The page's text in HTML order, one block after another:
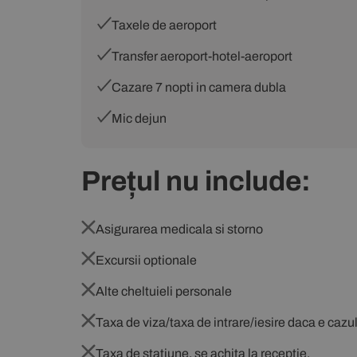
Taxele de aeroport
Transfer aeroport-hotel-aeroport
Cazare 7 nopti in camera dubla
Mic dejun
Prețul nu include:
Asigurarea medicala si storno
Excursii optionale
Alte cheltuieli personale
Taxa de viza/taxa de intrare/iesire daca e cazul
Taxa de statiune, se achita la receptie.